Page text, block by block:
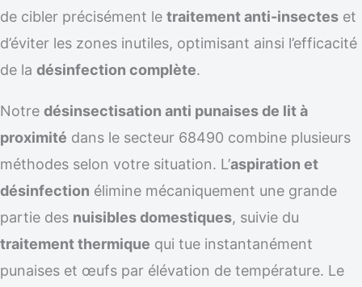
de cibler précisément le traitement anti-insectes et
d’éviter les zones inutiles, optimisant ainsi l’efficacité
de la désinfection complète.
Notre désinsectisation anti punaises de lit à
proximité dans le secteur 68490 combine plusieurs
méthodes selon votre situation. L’aspiration et
désinfection élimine mécaniquement une grande
partie des nuisibles domestiques, suivie du
traitement thermique qui tue instantanément
punaises et œufs par élévation de température. Le